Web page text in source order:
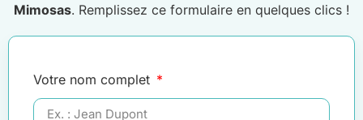
Mimosas. Remplissez ce formulaire en quelques clics !
Votre nom complet